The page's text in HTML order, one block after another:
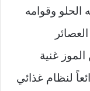
الحلو وقوامه
غنية
لنظام غذائي